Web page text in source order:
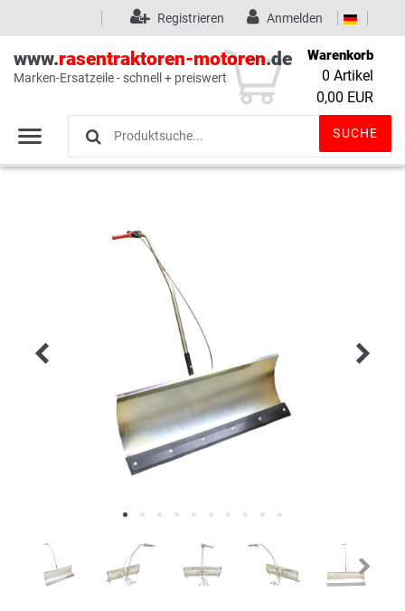
Wunschliste (0)
Anmelden
Registrieren
www.rasentraktoren-motoren.de
Marken-Ersatzeile - schnell + preiswert
SUCHE
Warenkorb
0 Artikel
0,00 EUR